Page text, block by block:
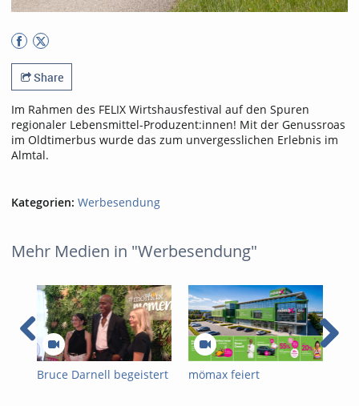
Share
Im Rahmen des FELIX Wirtshausfestival auf den Spuren
regionaler Lebensmittel-Produzent:innen! Mit der Genussroas
im Oldtimerbus wurde das zum unvergesslichen Erlebnis im
Almtal.
Kategorien: Werbesendung
Mehr Medien in "Werbesendung"
Bruce Darnell begeistert
mömax feiert